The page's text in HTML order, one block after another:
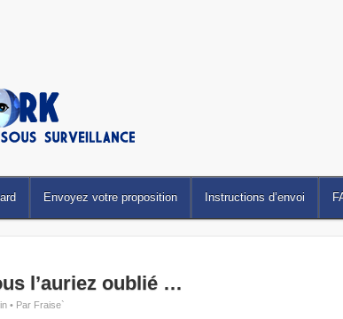
Envoyez votre proposition Instructions d’envoi
l’auriez oublié …
• Par Fraise`